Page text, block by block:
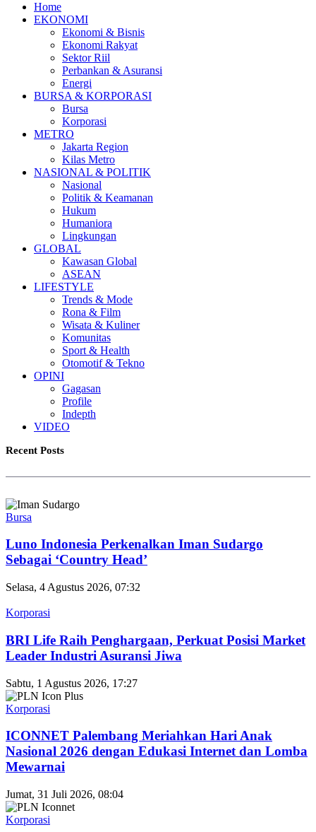
Home
EKONOMI
Ekonomi & Bisnis
Ekonomi Rakyat
Sektor Riil
Perbankan & Asuransi
Energi
BURSA & KORPORASI
Bursa
Korporasi
METRO
Jakarta Region
Kilas Metro
NASIONAL & POLITIK
Nasional
Politik & Keamanan
Hukum
Humaniora
Lingkungan
GLOBAL
Kawasan Global
ASEAN
LIFESTYLE
Trends & Mode
Rona & Film
Wisata & Kuliner
Komunitas
Sport & Health
Otomotif & Tekno
OPINI
Gagasan
Profile
Indepth
VIDEO
Recent Posts
Bursa
Luno Indonesia Perkenalkan Iman Sudargo
Sebagai ‘Country Head’
Selasa, 4 Agustus 2026, 07:32
Korporasi
BRI Life Raih Penghargaan, Perkuat Posisi Market
Leader Industri Asuransi Jiwa
Sabtu, 1 Agustus 2026, 17:27
Korporasi
ICONNET Palembang Meriahkan Hari Anak
Nasional 2026 dengan Edukasi Internet dan Lomba
Mewarnai
Jumat, 31 Juli 2026, 08:04
Korporasi